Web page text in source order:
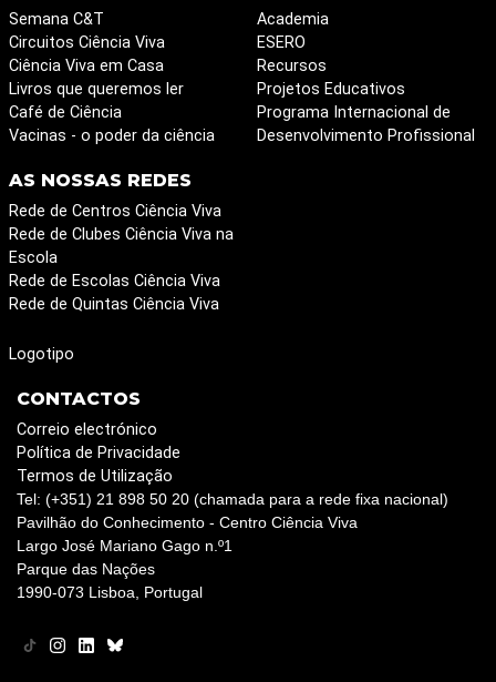
Semana C&T
Circuitos Ciência Viva
Ciência Viva em Casa
Livros que queremos ler
Café de Ciência
Vacinas - o poder da ciência
Academia
ESERO
Recursos
Projetos Educativos
Programa Internacional de
Desenvolvimento Profissional
AS NOSSAS REDES
Rede de Centros Ciência Viva
Rede de Clubes Ciência Viva na
Escola
Rede de Escolas Ciência Viva
Rede de Quintas Ciência Viva
Logotipo
CONTACTOS
Correio electrónico
Política de Privacidade
Termos de Utilização
Tel: (+351) 21 898 50 20 (chamada para a rede fixa nacional)
Pavilhão do Conhecimento - Centro Ciência Viva
Largo José Mariano Gago n.º1
Parque das Nações
1990-073 Lisboa, Portugal